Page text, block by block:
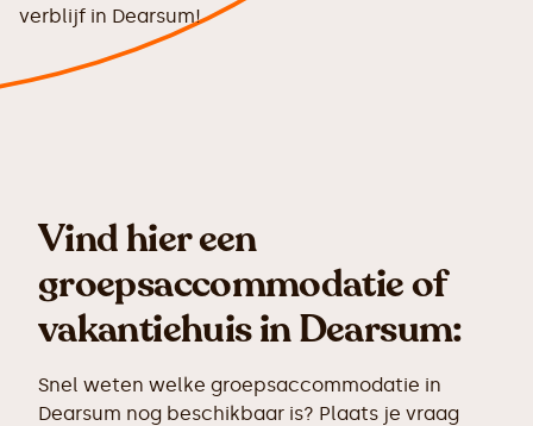
verblijf in Dearsum!
Vind hier een
groepsaccommodatie of
vakantiehuis in Dearsum:
Snel weten welke groepsaccommodatie in
Dearsum nog beschikbaar is? Plaats je vraag